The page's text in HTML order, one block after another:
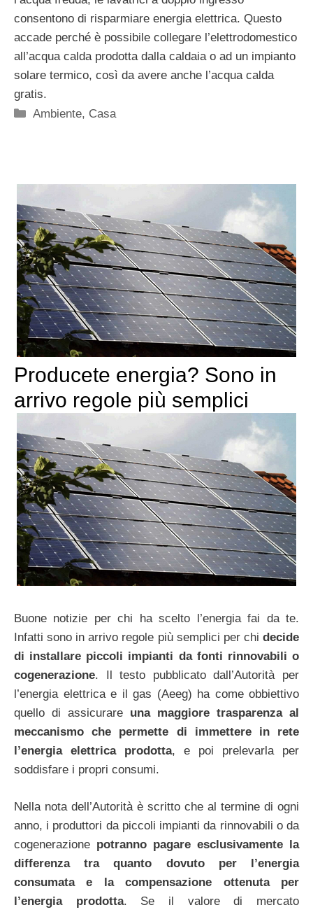
consentono di risparmiare energia elettrica. Questo
accade perché è possibile collegare l’elettrodomestico
all’acqua calda prodotta dalla caldaia o ad un impianto
solare termico, così da avere anche l’acqua calda
gratis.
Categorie
Ambiente, Casa
Producete energia? Sono in
arrivo regole più semplici
Buone notizie per chi ha scelto l’energia fai da te.
Infatti sono in arrivo regole più semplici per chi decide
di installare piccoli impianti da fonti rinnovabili o
cogenerazione. Il testo pubblicato dall’Autorità per
l’energia elettrica e il gas (Aeeg) ha come obbiettivo
quello di assicurare una maggiore trasparenza al
meccanismo che permette di immettere in rete
l’energia elettrica prodotta, e poi prelevarla per
soddisfare i propri consumi.
Nella nota dell’Autorità è scritto che al termine di ogni
anno, i produttori da piccoli impianti da rinnovabili o da
cogenerazione potranno pagare esclusivamente la
differenza tra quanto dovuto per l’energia
consumata e la compensazione ottenuta per
l’energia prodotta. Se il valore di mercato